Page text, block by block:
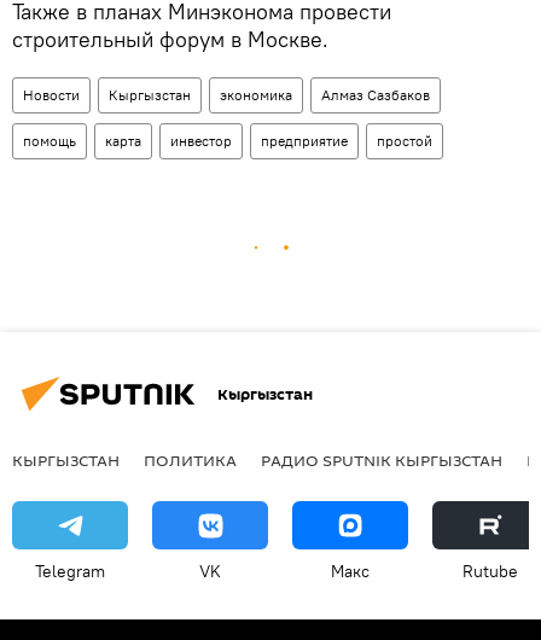
Также в планах Минэконома провести
строительный форум в Москве.
Новости Кыргызстан экономика Алмаз Сазбаков
помощь карта инвестор предприятие простой
Кыргызстан
КЫРГЫЗСТАН ПОЛИТИКА РАДИО SPUTNIK КЫРГЫЗСТАН
Telegram VK Макс Rutube